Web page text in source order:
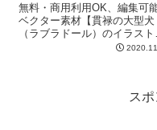
無料・商用利用OK、編集可
ベクター素材【貫禄の大型犬
（ラブラドール）のイラスト
ス